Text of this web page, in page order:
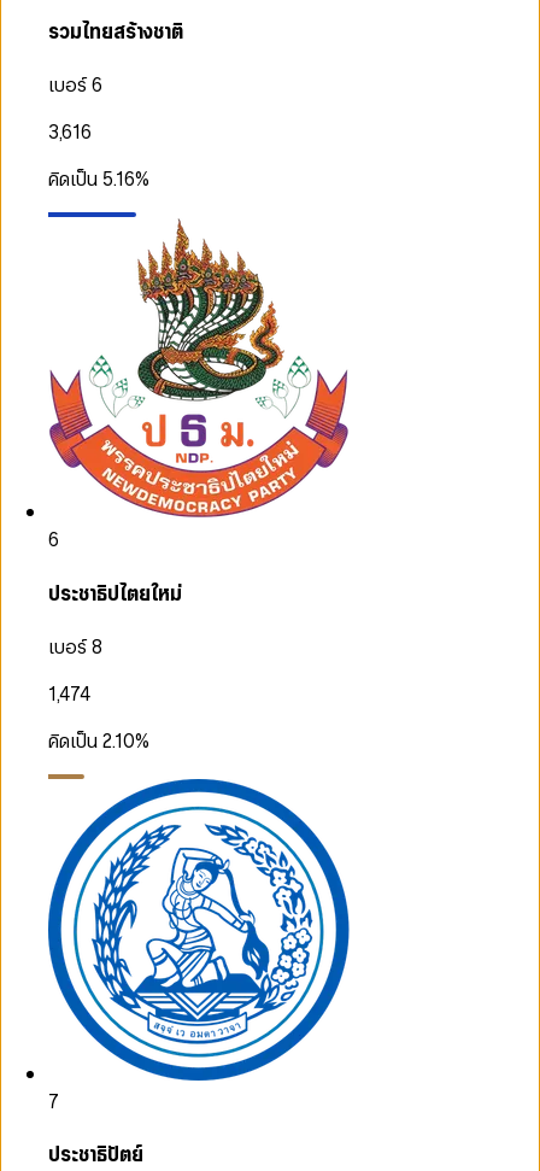
รวมไทยสร้างชาติ
เบอร์ 6
3,616
คิดเป็น 5.16%
6
ประชาธิปไตยใหม่
เบอร์ 8
1,474
คิดเป็น2.10%
7
ประชาธิปัตย์